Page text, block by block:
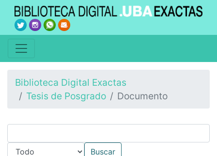
Biblioteca Digital Exactas
Tesis de Posgrado
Documento